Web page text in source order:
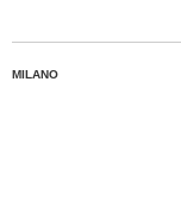
MILANO